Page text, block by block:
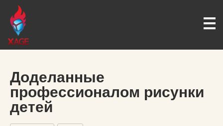
Доделанные
профессионалом рисунки
детей